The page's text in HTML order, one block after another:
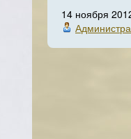
14 ноября